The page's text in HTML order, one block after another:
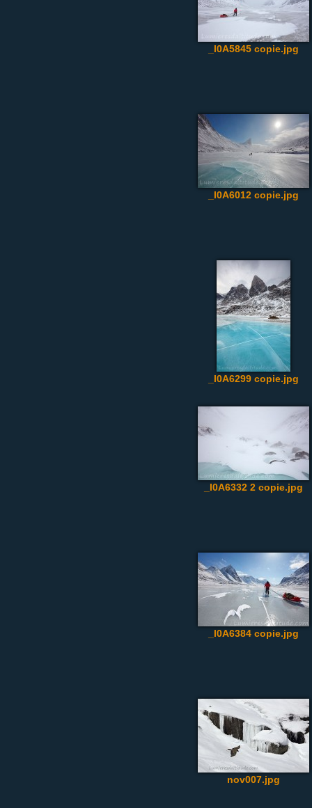
_I0A5845 copie.jpg
_I0A6012 copie.jpg
_I0A6299 copie.jpg
_I0A6332 2 copie.jpg
_I0A6384 copie.jpg
nov007.jpg